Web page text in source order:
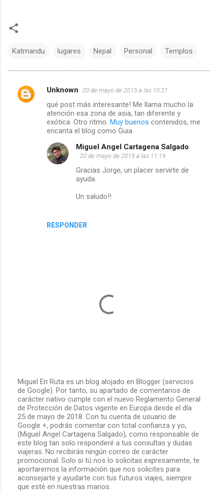
Katmandu lugares Nepal Personal Templos
C
Unknown 20 de mayo de 2015 a las 10:21
qué post más interesante! Me llama mucho la
atención esa zona de asia, tan diferente y
exótica. Otro ritmo. Muy buenos contenidos, me
encanta el blog como Guia
RESPONDER
Miguel Angel Cartagena Salgado
20 de mayo de 2015 a las 11:19
Gracias Jorge, un placer servirte de
ayuda.
Un saludo!!
P
u
b
l
i
c
a
r
u
n
c
o
Miguel En Ruta es un blog alojado en Blogger (servicios
de Google). Por tanto, su apartado de comentarios de
carácter nativo cumple con el nuevo Reglamento General
de Protección de Datos vigente en Europa desde el día
25 de mayo de 2018. Con tu cuenta de usuario de
Google +, podrás comentar con total confianza y yo,
(Miguel Angel Cartagena Salgado), como responsable de
este blog tan solo responderé a tus consultas y dudas
viajeras. No recibirás ningún correo de carácter
promocional. Solo si tú nos lo solicitas expresamente, te
aportaremos la información que nos solicites para
aconsejarte y ayudarte con tus futuros viajes, siempre
que esté en nuestras manos.